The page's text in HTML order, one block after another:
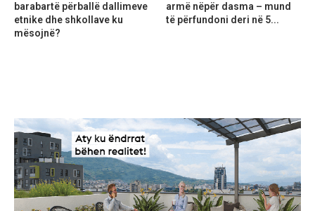
barabartë përballë dallimeve
etnike dhe shkollave ku
mësojnë?
armë nëpër dasma – mund
të përfundoni deri në 5...